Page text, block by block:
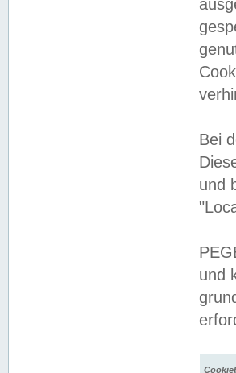
Bei
und
und